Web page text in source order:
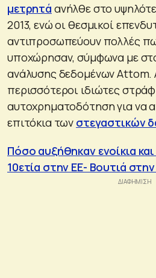
μετρητά ανήλθε στο
2013, ενώ οι θεσμικοί
αντιπροσωπεύουν πολλές
υποχώρησαν, σύμφωνα με
ανάλυσης δεδομένων Attom.
περισσότεροι ιδιώτες
αυτοχρηματοδότηση για να
επιτόκια των στεγαστικών
Πόσο αυξήθηκαν ενοίκια και
10ετία στην ΕΕ- Βουτιά